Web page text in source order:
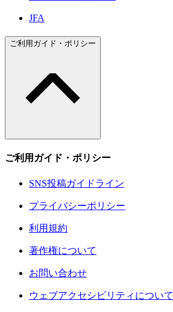
JFA
ご利用ガイド・ポリシー
ご利用ガイド・ポリシー
SNS投稿ガイドライン
プライバシーポリシー
利用規約
著作権について
お問い合わせ
ウェブアクセシビリティについて